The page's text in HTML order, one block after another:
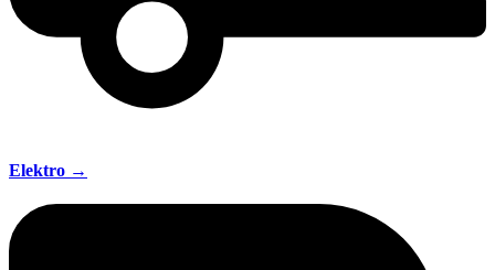
Elektro →